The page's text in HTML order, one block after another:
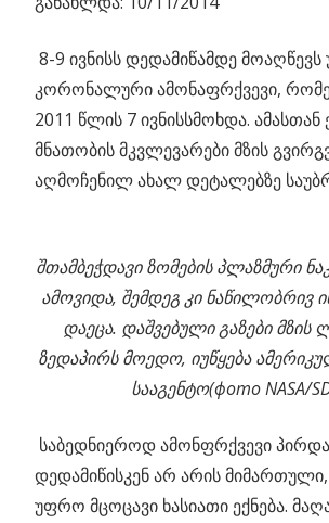
8-9 ივნისს დედამიწამდე
კორონალური ამონაფრქვევი,
2011 წლის 7 ივნისსმოხდა.
მნათობის მკვლევარები მზის
აღმოჩენილ ახალ დეტალებზე
შთამბეჭდავი ზომების პლაზმური
ამოვიდა, შემდეგ კი ნაწილობრივ
დაეცა. დაშვებული გაზები მზის
ზედაპირს მოედო, იუწყება
სააგენტო(фото NASA/
საბედნიეროდ ამონფრქვევი
დედამიწისკენ არ არის
უფრო მცოცავი ხასიათი ექნება.